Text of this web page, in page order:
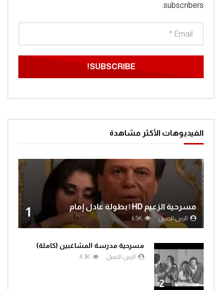
subscribers.
الفيديوهات الأكثر مشاهدة
1 مسرحية الزعيم HD | بطولة عادل إمام
الزمن الجميل 6.5K
2
مسرحية مدرسة المشاغبين (كاملة)
الزمن الجميل 4.3K